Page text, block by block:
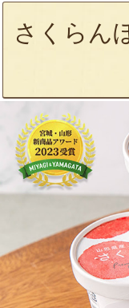
さくらん